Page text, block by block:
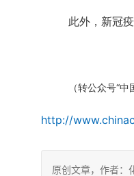
此外，新冠
（转公众号“中
http://
原创文章，作者